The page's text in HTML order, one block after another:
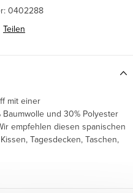
0402288
Teilen
mit einer
und 30% Polyester
empfehlen diesen spanischen
Tagesdecken, Taschen,